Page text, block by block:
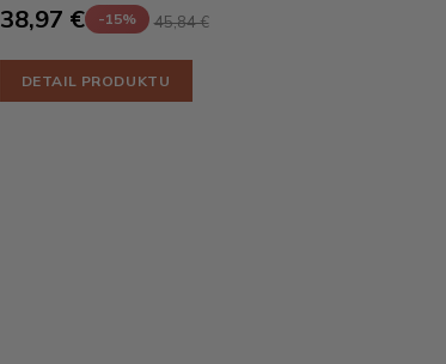
38,97 € -15% 45,84 €
DETAIL PRODUKTU